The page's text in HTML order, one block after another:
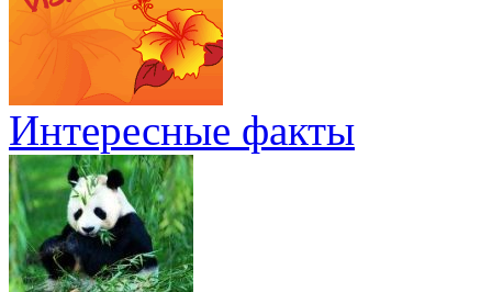
Интересные факты